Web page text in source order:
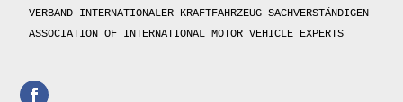
VERBAND INTERNATIONALER KRAFTFAHRZEUG SACHVERSTÄNDIGEN
ASSOCIATION OF INTERNATIONAL MOTOR VEHICLE EXPERTS